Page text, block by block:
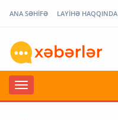
ANA SƏHİFƏ LAYİHƏ HAQQINDA